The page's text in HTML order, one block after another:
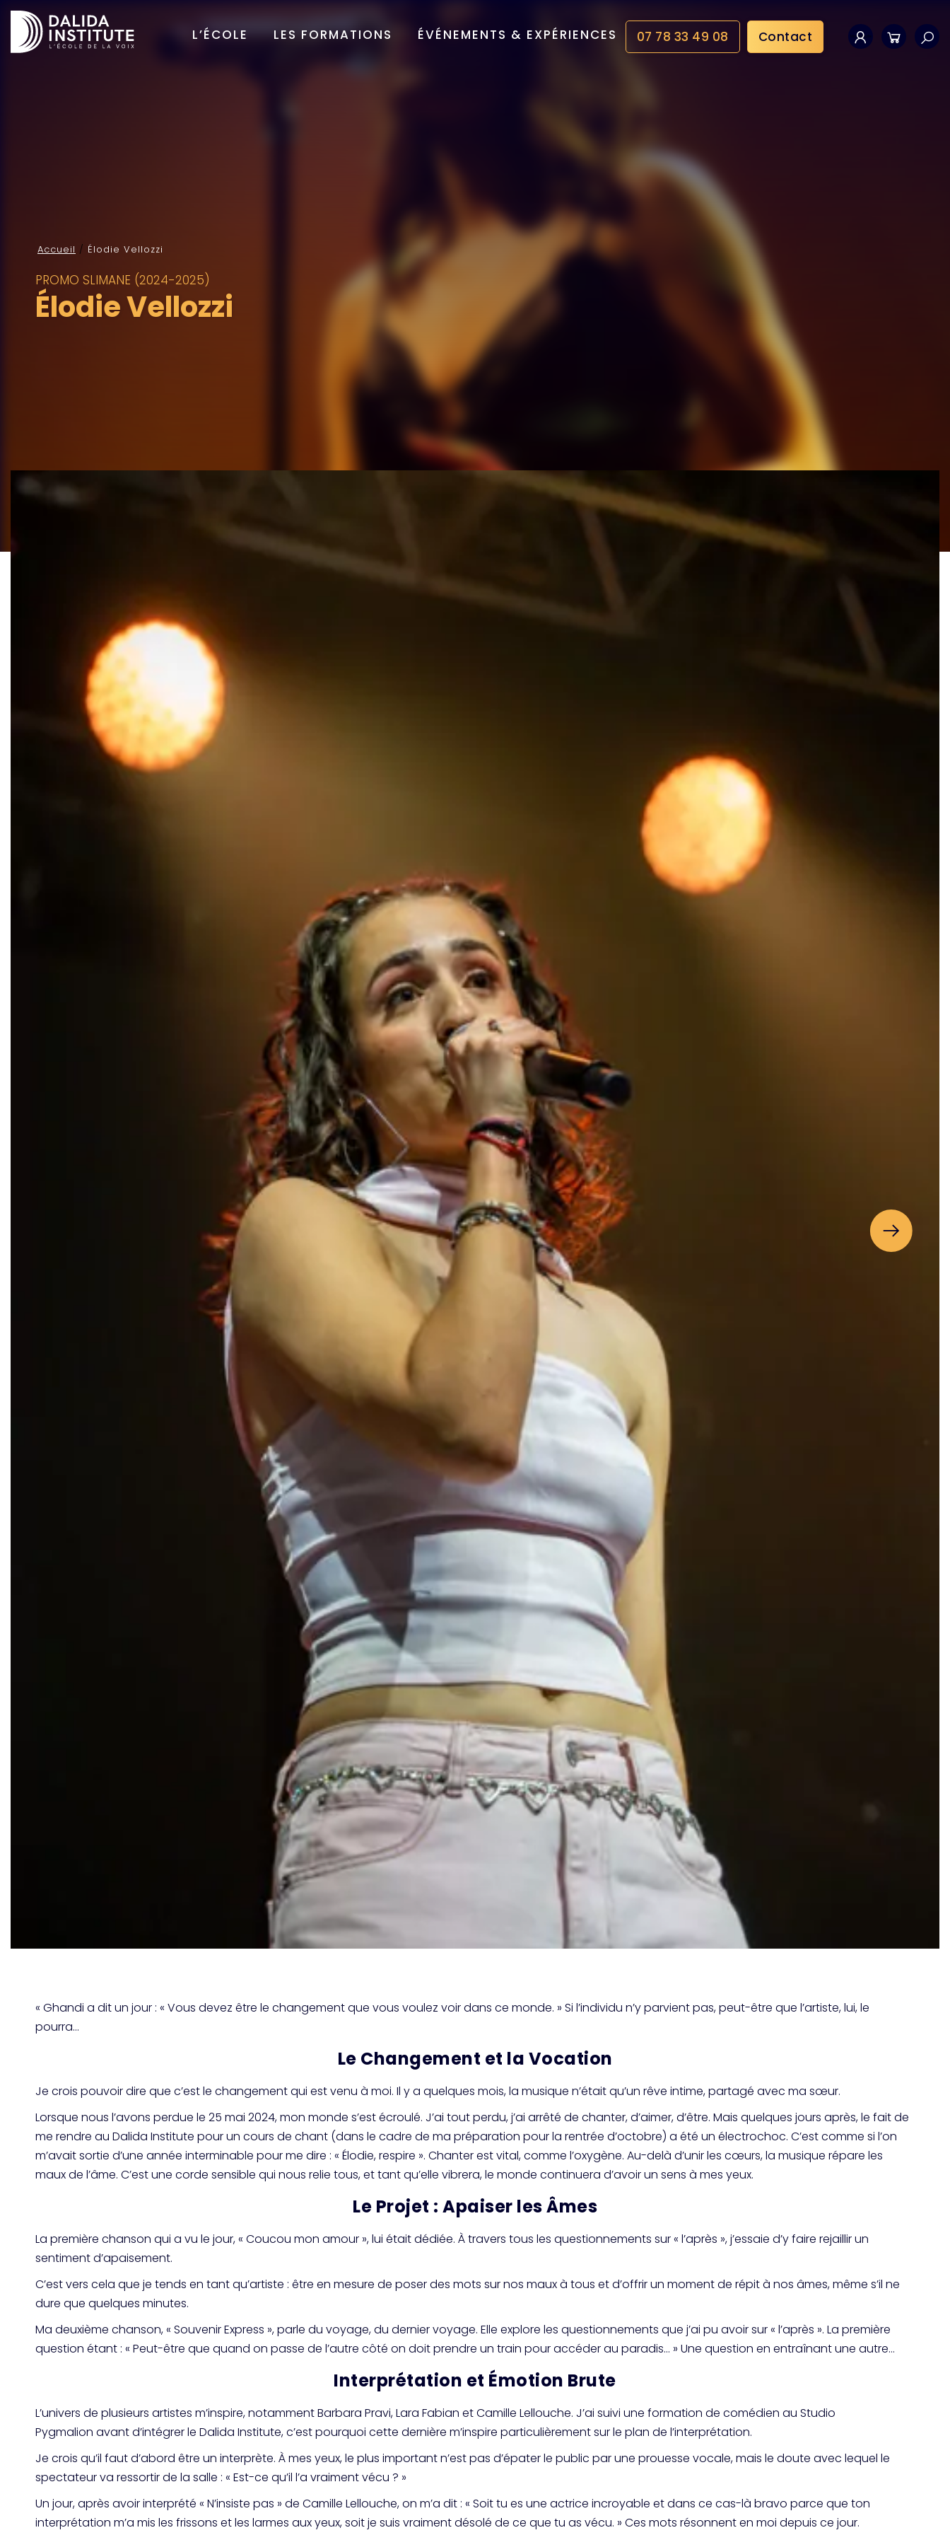
07 78 33 49 08 Contact
L’ÉCOLE LES FORMATIONS ÉVÉNEMENTS & EXPÉRIENCES Mon compte Panier
Accueil / Élodie Vellozzi
PROMO SLIMANE (2024-2025)
Élodie Vellozzi
« Ghandi a dit un jour : « Vous devez être le changement que vous voulez voir dans ce monde. » Si l’individu n’y parvient pas, peut-être que l’artiste, lui, le
pourra…
Le Changement et la Vocation
Je crois pouvoir dire que c’est le changement qui est venu à moi. Il y a quelques mois, la musique n’était qu’un rêve intime, partagé avec ma sœur.
Lorsque nous l’avons perdue le 25 mai 2024, mon monde s’est écroulé. J’ai tout perdu, j’ai arrêté de chanter, d’aimer, d’être. Mais quelques jours après, le fait de
me rendre au Dalida Institute pour un cours de chant (dans le cadre de ma préparation pour la rentrée d’octobre) a été un électrochoc. C’est comme si l’on
m’avait sortie d’une année interminable pour me dire : « Élodie, respire ». Chanter est vital, comme l’oxygène. Au-delà d’unir les cœurs, la musique répare les
maux de l’âme. C’est une corde sensible qui nous relie tous, et tant qu’elle vibrera, le monde continuera d’avoir un sens à mes yeux.
Le Projet : Apaiser les Âmes
La première chanson qui a vu le jour, « Coucou mon amour », lui était dédiée. À travers tous les questionnements sur « l’après », j’essaie d’y faire rejaillir un
sentiment d’apaisement.
C’est vers cela que je tends en tant qu’artiste : être en mesure de poser des mots sur nos maux à tous et d’offrir un moment de répit à nos âmes, même s’il ne
dure que quelques minutes.
Ma deuxième chanson, « Souvenir Express », parle du voyage, du dernier voyage. Elle explore les questionnements que j’ai pu avoir sur « l’après ». La première
question étant : « Peut-être que quand on passe de l’autre côté on doit prendre un train pour accéder au paradis… » Une question en entraînant une autre…
Interprétation et Émotion Brute
L’univers de plusieurs artistes m’inspire, notamment Barbara Pravi, Lara Fabian et Camille Lellouche. J’ai suivi une formation de comédien au Studio
Pygmalion avant d’intégrer le Dalida Institute, c’est pourquoi cette dernière m’inspire particulièrement sur le plan de l’interprétation.
Je crois qu’il faut d’abord être un interprète. À mes yeux, le plus important n’est pas d’épater le public par une prouesse vocale, mais le doute avec lequel le
spectateur va ressortir de la salle : « Est-ce qu’il l’a vraiment vécu ? »
Un jour, après avoir interprété « N’insiste pas » de Camille Lellouche, on m’a dit : « Soit tu es une actrice incroyable et dans ce cas-là bravo parce que ton
interprétation m’a mis les frissons et les larmes aux yeux, soit je suis vraiment désolé de ce que tu as vécu. » Ces mots résonnent en moi depuis ce jour.